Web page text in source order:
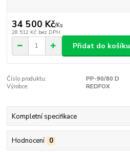
34 500 Kč/Ks
28 512 Kč bez DPH
Přidat do košíku
Číslo produktu:
PP-90/80 D
Výrobce:
REDFOX
Kompletní specifikace
Hodnocení 0